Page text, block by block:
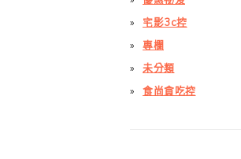
宅影3c控
專欄
未分類
食尚貪吃控